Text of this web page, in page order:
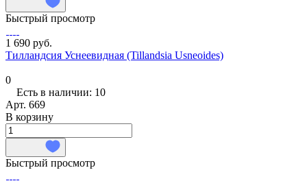
Быстрый просмотр
1 690 руб.
Тилландсия Уснеевидная (Tillandsia Usneoides)
0
Есть в наличии: 10
Арт. 669
В корзину
Быстрый просмотр